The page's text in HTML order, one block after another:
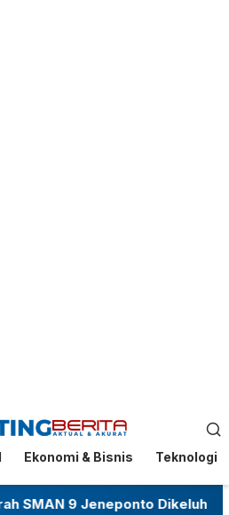
Ekonomi & Bisnis Teknologi
Jeneponto Dikeluhkan Jarang